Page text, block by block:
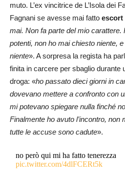
muto. L’ex vincitrice de L’Isola dei
Fagnani se avesse mai fatto escort
mai. Non fa parte del mio carattere.
potenti, non ho mai chiesto niente,
niente». A sorpresa la regista ha
finita in carcere per sbaglio durante
droga: «ho passato dieci giorni in
dovevano mettere a confronto con
mi potevano spiegare nulla finché
Finalmente ho avuto l’incontro, non
tutte le accuse sono cadute».
no però qui mi ha fatto tenerezza
pic.twitter.com/4dlFCERt5k